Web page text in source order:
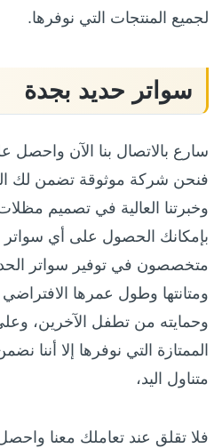
لجميع المنتجات التي نوفرها.
سواتر حديد بجدة
سارع بالاتصال بنا الآن واحصل
فنحن شركة موثوقة تضمن لك
وخبرتنا العالية في تصميم
بإمكانك الحصول على أي سواتر
متخصصون في توفير سواتر
ومتانتها وطول عمرها
وحمايته من تطفل الآخرين،
الممتازة التي نوفرها إلا أننا
متناول اليد،
فلا تقلق عند تعاملك معنا